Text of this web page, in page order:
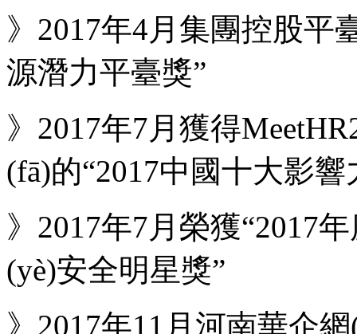
》2017年4月集團控股平臺
源潛力平臺獎”
》2017年7月獲得
(fā)的“2017中國十大影
》2017年7月榮獲“2017
(yè)安全明星獎”
》2017年11月河南華企